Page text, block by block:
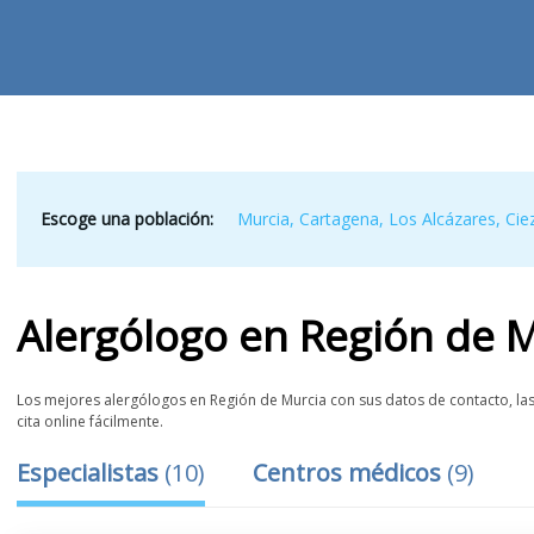
Escoge una población: Murcia,Cartagena, Los Alcázares,
Alergólogo en Región de
Los mejores alergólogos en Región de Murcia con sus datos de contacto,
cita online fácilmente.
Especialistas (10) Centros médicos (9)